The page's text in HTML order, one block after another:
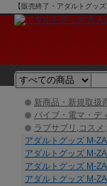
【販売終了・アダルトグッ
グ】
新商品・新規取扱
バイブ・電マ・デ
ラブサプリ,コスメ
アダルトグッズ M-
アダルトグッズ M-
アダルトグッズ M-
アダルトグッズ M-